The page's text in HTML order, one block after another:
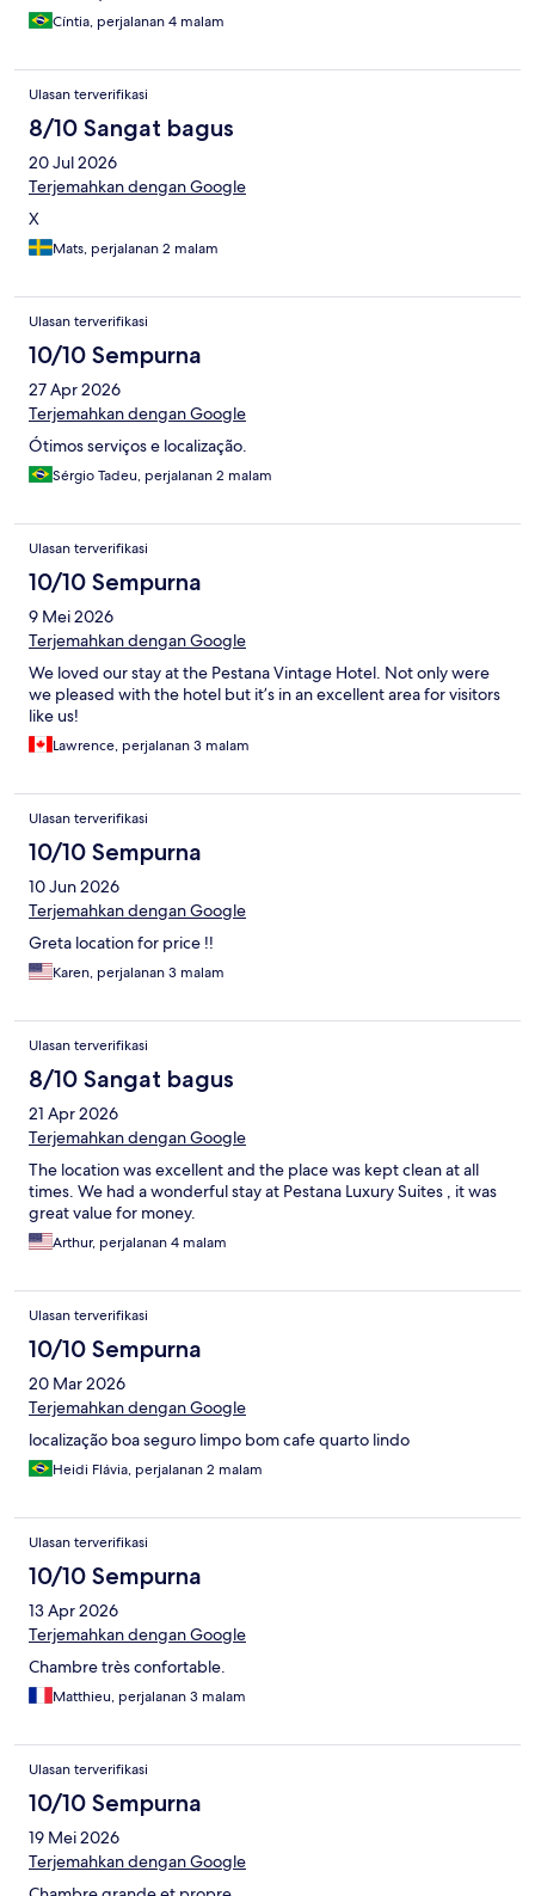
Cíntia, perjalanan 4 malam
Ulasan terverifikasi
8/10 Sangat bagus
20 Jul 2026
Terjemahkan dengan Google
X
Mats, perjalanan 2 malam
Ulasan terverifikasi
10/10 Sempurna
27 Apr 2026
Terjemahkan dengan Google
Ótimos serviços e localização.
Sérgio Tadeu, perjalanan 2 malam
Ulasan terverifikasi
10/10 Sempurna
9 Mei 2026
Terjemahkan dengan Google
We loved our stay at the Pestana Vintage Hotel. Not only were
we pleased with the hotel but it’s in an excellent area for visitors
like us!
Lawrence, perjalanan 3 malam
Ulasan terverifikasi
10/10 Sempurna
10 Jun 2026
Terjemahkan dengan Google
Greta location for price !!
Karen, perjalanan 3 malam
Ulasan terverifikasi
8/10 Sangat bagus
21 Apr 2026
Terjemahkan dengan Google
The location was excellent and the place was kept clean at all
times. We had a wonderful stay at Pestana Luxury Suites , it was
great value for money.
Arthur, perjalanan 4 malam
Ulasan terverifikasi
10/10 Sempurna
20 Mar 2026
Terjemahkan dengan Google
localização boa seguro limpo bom cafe quarto lindo
Heidi Flávia, perjalanan 2 malam
Ulasan terverifikasi
10/10 Sempurna
13 Apr 2026
Terjemahkan dengan Google
Chambre très confortable.
Matthieu, perjalanan 3 malam
Ulasan terverifikasi
10/10 Sempurna
19 Mei 2026
Terjemahkan dengan Google